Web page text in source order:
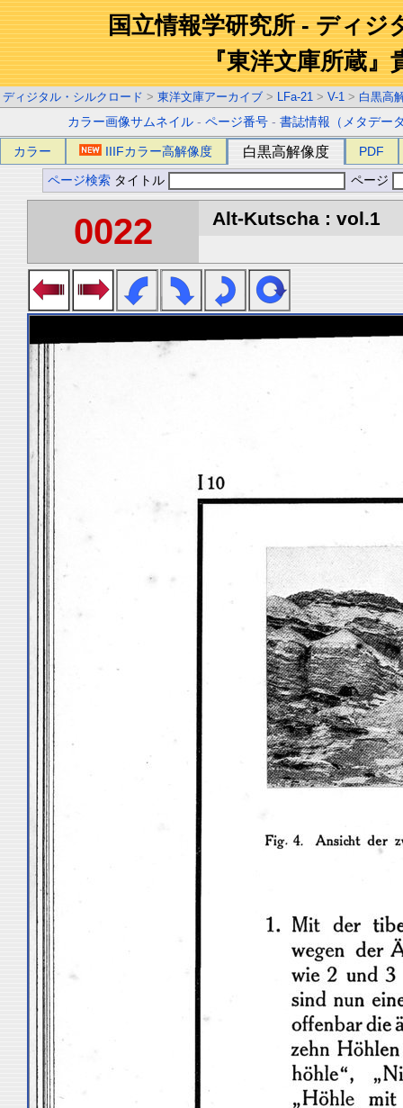
国立情報学研究所 - ディジ
『東洋文庫所蔵』
ディジタル・シルクロード > 東洋文庫アーカイブ > LFa-21 > V-1 > 白黒高
カラー画像サムネイル -ページ番号 -書誌情報（メタデー
カラー IIIFカラー高解像度 白黒高解像度 PDF
ページ検索 タイトル ページ
0022 Alt-Kutscha : vol.1